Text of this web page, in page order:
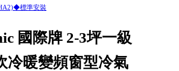
標準安裝
國際牌 2-3坪一級
冷暖變頻窗型冷氣